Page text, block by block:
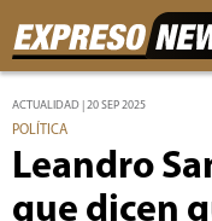
ACTUALIDAD | 20 SEP 2025
POLÍTICA
Leandro
que dicen